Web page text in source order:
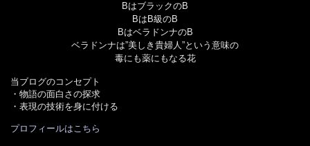
BはブラックのB
BはB級のB
BはベラドンナのB
ベラドンナは”美しき貴婦人”という意味の
毒にも薬にもなる花
当ブログのコンセプト
・物語の面白さの探求
・表現の技術を身に付ける
プロフィールはこちら